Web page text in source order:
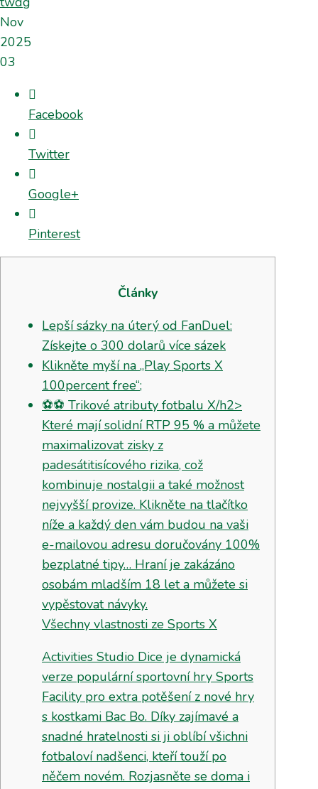
Nov
2025
03
Facebook
Twitter
Google+
Pinterest
Články
Lepší sázky na úterý od FanDuel:
Získejte o 300 dolarů více sázek
Klikněte myší na „Play Sports X
100percent free“;
⚽⚽ Trikové atributy fotbalu X/h2>
Které mají solidní RTP 95 % a můžete
maximalizovat zisky z
padesátitisícového rizika, což
kombinuje nostalgii a také možnost
nejvyšší provize. Klikněte na tlačítko
níže a každý den vám budou na vaši
e-mailovou adresu doručovány 100%
bezplatné tipy… Hraní je zakázáno
osobám mladším 18 let a můžete si
vypěstovat návyky.
Všechny vlastnosti ze Sports X
Activities Studio Dice je dynamická
verze populární sportovní hry Sports
Facility pro extra potěšení z nové hry
s kostkami Bac Bo. Díky zajímavé a
snadné hratelnosti si ji oblíbí všichni
fotbaloví nadšenci, kteří touží po
něčem novém. Rozjasněte se doma i